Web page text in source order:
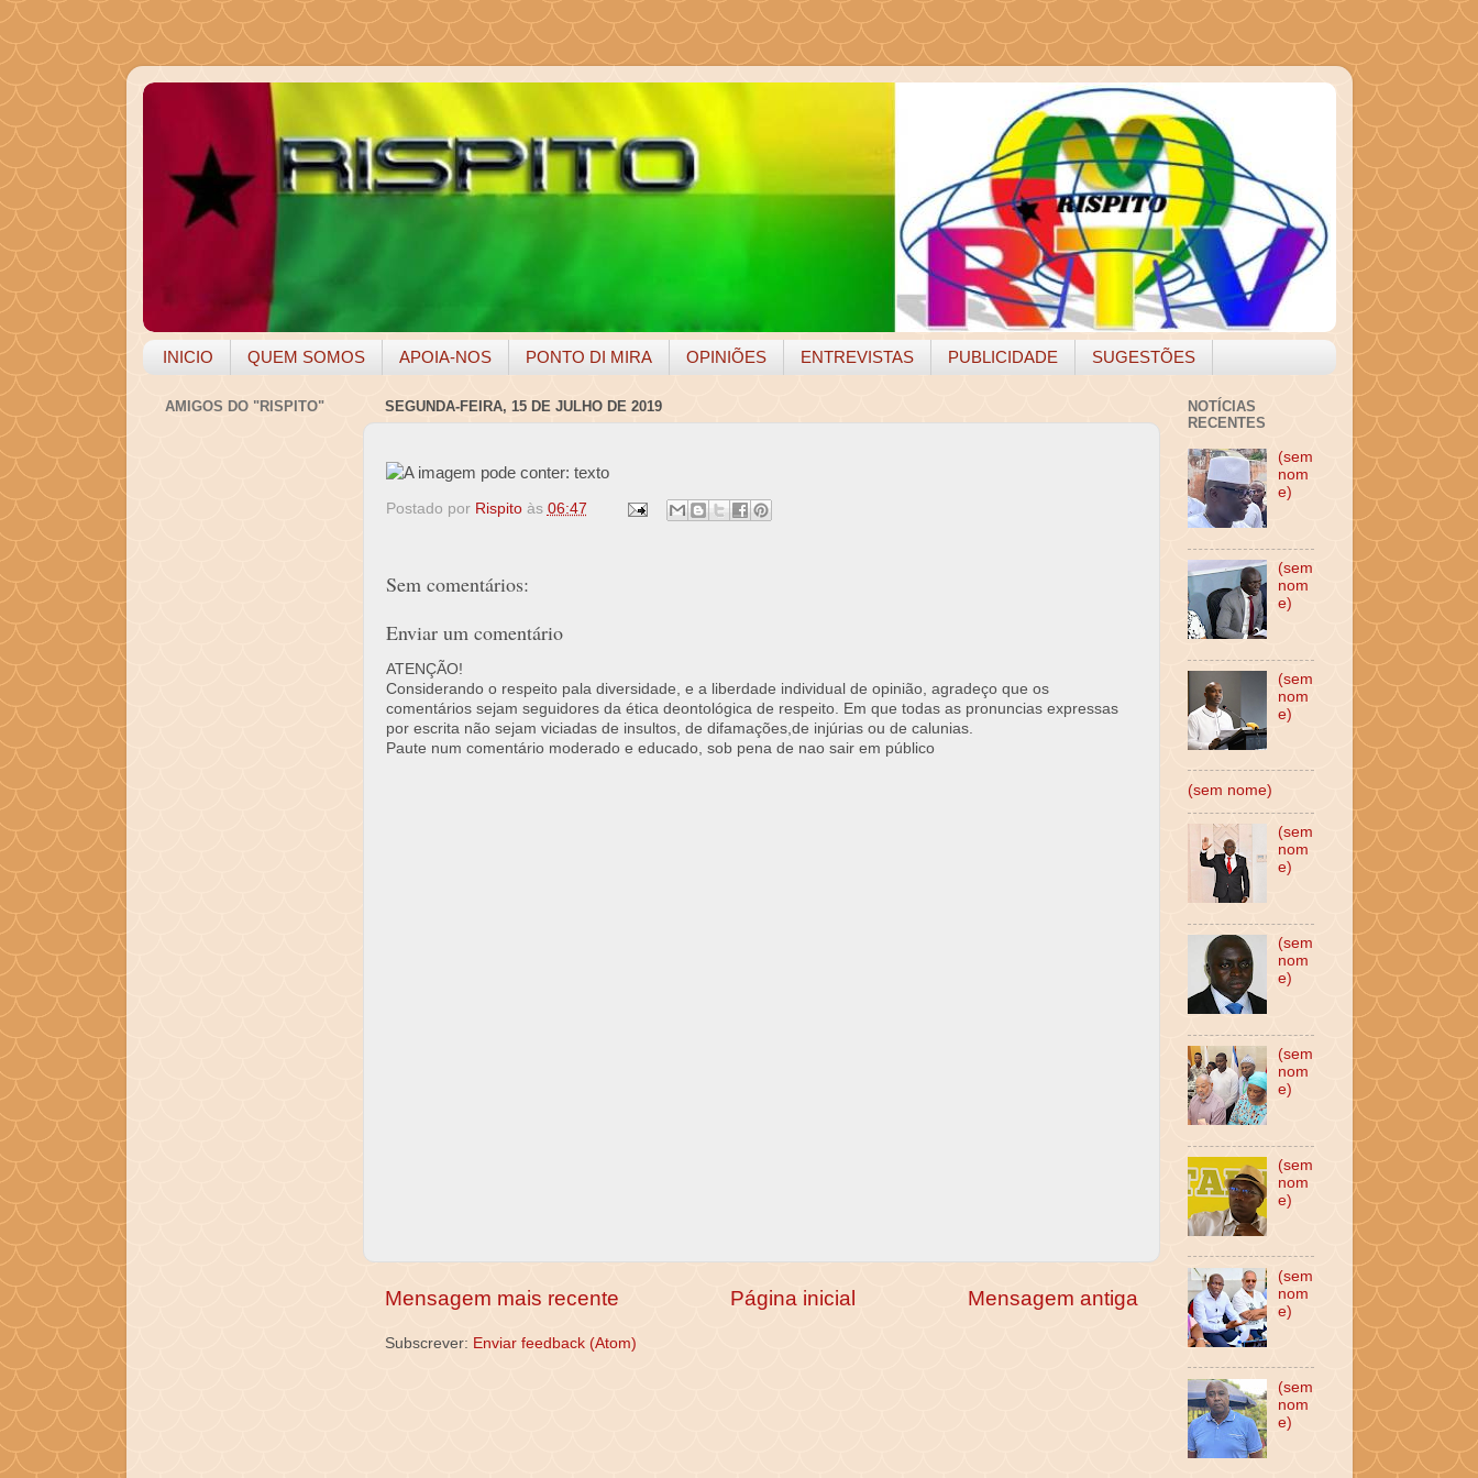
INICIO QUEM SOMOS APOIA-NOS PONTO DI MIRA OPINIÕES ENTREVISTAS PUBLICIDADE SUGESTÕES
SEGUNDA-FEIRA, 15 DE JULHO DE 2019
Postado por Rispito às 06:47
Sem comentários:
Enviar um comentário
ATENÇÃO!
Considerando o respeito pala diversidade, e a liberdade individual de opinião, agradeço que os
comentários sejam seguidores da ética deontológica de respeito. Em que todas as pronuncias expressas
por escrita não sejam viciadas de insultos, de difamações,de injúrias ou de calunias.
Paute num comentário moderado e educado, sob pena de nao sair em público
Mensagem mais recente Mensagem antiga
Página inicial
Subscrever: Enviar feedback (Atom)
AMIGOS DO "RISPITO"
NOTÍCIAS
RECENTES
(sem
nom
e)
(sem
nom
e)
(sem
nom
e)
(sem nome)
(sem
nom
e)
(sem
nom
e)
(sem
nom
e)
(sem
nom
e)
(sem
nom
e)
(sem
nom
e)